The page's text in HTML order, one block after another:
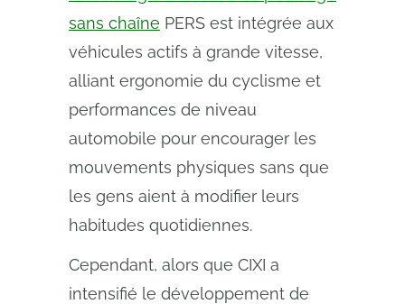
sans chaîne PERS est intégrée aux
véhicules actifs à grande vitesse,
alliant ergonomie du cyclisme et
performances de niveau
automobile pour encourager les
mouvements physiques sans que
les gens aient à modifier leurs
habitudes quotidiennes.
Cependant, alors que CIXI a
intensifié le développement de